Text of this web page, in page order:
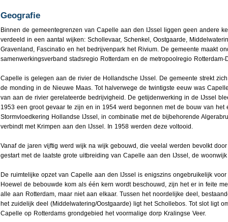
Geografie
Binnen de gemeentegrenzen van Capelle aan den IJssel liggen geen andere
verdeeld in een aantal wijken: Schollevaar, Schenkel, Oostgaarde,
Gravenland, Fascinatio en het bedrijvenpark het Rivium. De gemeente maakt
samenwerkingsverband stadsregio Rotterdam en de metropoolregio Rotterdam-
Capelle is gelegen aan de rivier de Hollandsche IJssel. De gemeente strekt
de monding in de Nieuwe Maas. Tot halverwege de twintigste eeuw was
van aan de rivier gerelateerde bedrijvigheid. De getijdenwerking in de IJssel
1953 een groot gevaar te zijn en in 1954 werd begonnen met de bouw van het
Stormvloedkering Hollandse IJssel, in combinatie met de bijbehorende
verbindt met Krimpen aan den IJssel. In 1958 werden deze voltooid.
Vanaf de jaren vijftig werd wijk na wijk gebouwd, die veelal werden bevolkt
gestart met de laatste grote uitbreiding van Capelle aan den IJssel, de
De ruimtelijke opzet van Capelle aan den IJssel is enigszins ongebruikelijk
Hoewel de bebouwde kom als één kern wordt beschouwd, zijn het er in feite
alle aan Rotterdam, maar niet aan elkaar. Tussen het noordelijke deel,
het zuidelijk deel (Middelwatering/Oostgaarde) ligt het Schollebos. Tot slot ligt
Capelle op Rotterdams grondgebied het voormalige dorp Kralingse Veer.